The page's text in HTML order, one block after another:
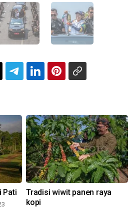
Pati
Tradisi wiwit panen raya
kopi